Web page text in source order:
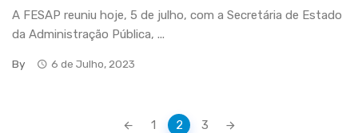
A FESAP reuniu hoje, 5 de julho, com a Secretária de Estado
da Administração Pública, ...
By 6 de Julho, 2023
1 2 3